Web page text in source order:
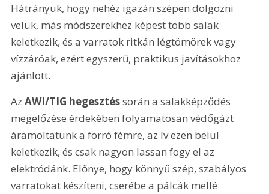
Hátrányuk, hogy nehéz igazán szépen dolgozni
velük, más módszerekhez képest több salak
keletkezik, és a varratok ritkán légtömörek vagy
vízzáróak, ezért egyszerű, praktikus javításokhoz
ajánlott.
Az AWI/TIG hegesztés során a salakképződés
megelőzése érdekében folyamatosan védőgázt
áramoltatunk a forró fémre, az ív ezen belül
keletkezik, és csak nagyon lassan fogy el az
elektródánk. Előnye, hogy könnyű szép, szabályos
varratokat készíteni, cserébe a pálcák mellé